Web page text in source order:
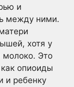
и
между ними.
хотя у
молоко. Это
опиоиды
и ребенку